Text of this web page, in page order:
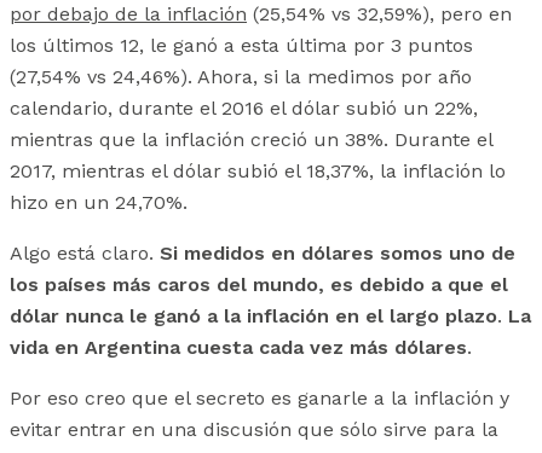
por debajo de la inflación (25,54% vs 32,59%), pero en
los últimos 12, le ganó a esta última por 3 puntos
(27,54% vs 24,46%). Ahora, si la medimos por año
calendario, durante el 2016 el dólar subió un 22%,
mientras que la inflación creció un 38%. Durante el
2017, mientras el dólar subió el 18,37%, la inflación lo
hizo en un 24,70%.
Algo está claro. Si medidos en dólares somos uno de
los países más caros del mundo, es debido a que el
dólar nunca le ganó a la inflación en el largo plazo. La
vida en Argentina cuesta cada vez más dólares.
Por eso creo que el secreto es ganarle a la inflación y
evitar entrar en una discusión que sólo sirve para la